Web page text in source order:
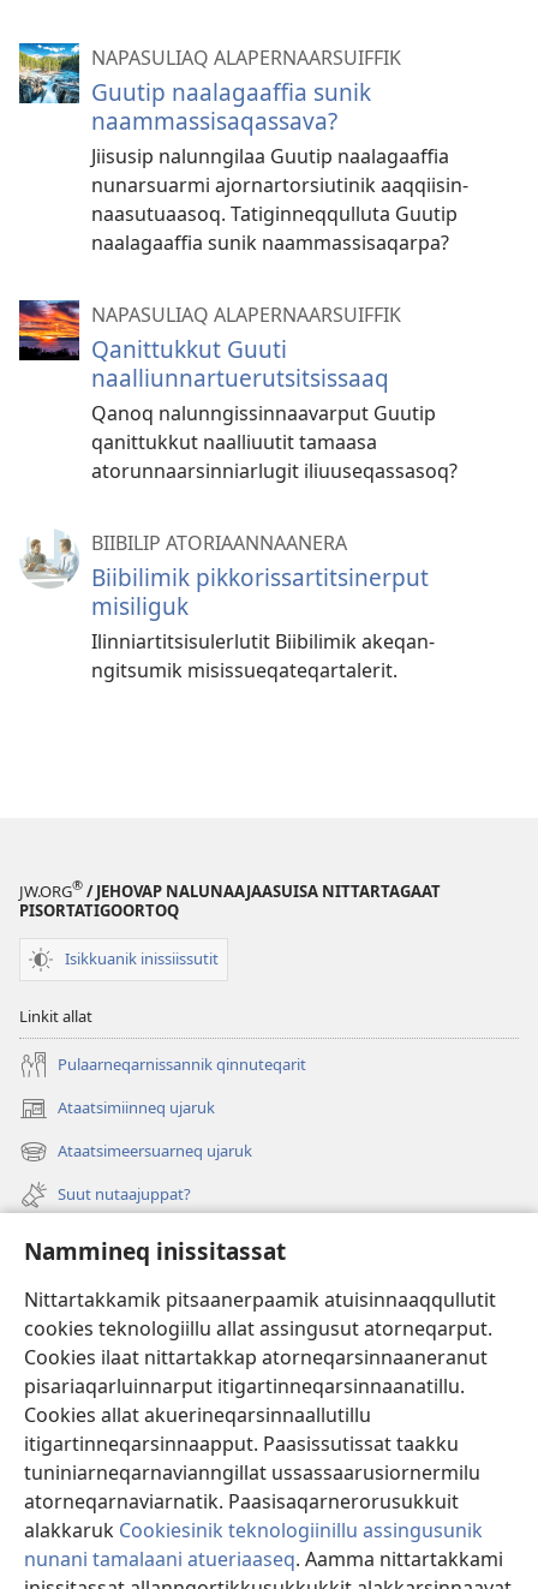
Nammineq inissitassat
Nittartakkamik pitsaanerpaamik atuisinnaaqqullutit
cookies teknologiillu allat assingusut atorneqarput.
Cookies ilaat nittartakkap atorneqarsinnaaneranut
pisariaqarluinnarput itigartinneqarsinnaanatillu.
Cookies allat akuerineqarsinnaallutillu
itigartinneqarsinnaapput. Paasissutissat taakku
tuniniarneqarnavianngillat ussassaarusiornermilu
atorneqarnaviarnatik. Paasisaqarnerorusukkuit
alakkaruk Cookiesinik teknologiinillu assingusunik
nunani tamalaani atueriaaseq. Aamma nittartakkami
NAPASULIAQ ALAPERNAARSUIFFIK
Guutip naalagaaffia sunik
naammassisaqassava?
Jiisusip nalun­ngilaa Guutip naalagaaf­fia
nunarsuarmi ajor­nar­torsiutinik aaq­qiisin­
naasutuaasoq. Tatigin­neq­qul­luta Guutip
naalagaaf­fia sunik naam­mas­sisaqar­pa?
NAPASULIAQ ALAPERNAARSUIFFIK
Qanittukkut Guuti
naalliunnartuerutsitsissaaq
Qanoq nalunngissinnaavarput Guutip
qanittukkut naalliuutit tamaasa
atorunnaarsinniarlugit iliuuseqassasoq?
BIIBILIP ATORIAANNAANERA
Biibilimik pik­koris­sar­titsiner­put
misiliguk
Ilin­niar­titsisulerlutit Biibilimik akeqan­
ngitsumik misis­sueqateqar­talerit.
JW.ORG® / JEHOVAP NALUNAAJAASUISA NITTARTAGAAT
PISORTATIGOORTOQ
Isikkuanik inissiissutit
Linkit allat
Pulaarneqarnissannik qinnuteqarit
Ataatsimiinneq ujaruk
(opens
new
window)
Ataatsimeersuarneq ujaruk
(opens
new
window)
Suut nutaajuppat?
Isiginnaagassiat
Tunissuteqarneq
(opens
new
window)INTERNETIKKUT ATUAGAATEQARFIK Watchtower™
(opens
new
window)JW Hub ®
(opens
new
window)